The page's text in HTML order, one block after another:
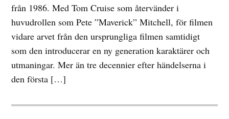
från 1986. Med Tom Cruise som återvänder i
huvudrollen som Pete ”Maverick” Mitchell, för filmen
vidare arvet från den ursprungliga filmen samtidigt
som den introducerar en ny generation karaktärer och
utmaningar. Mer än tre decennier efter händelserna i
den första […]